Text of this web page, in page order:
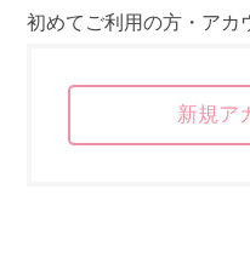
初めてご利用の方・アカ
新規ア